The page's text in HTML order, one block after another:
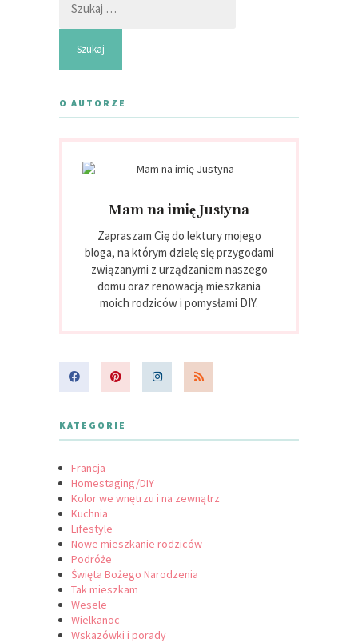
O AUTORZE
Mam na imię Justyna
Zapraszam Cię do lektury mojego
bloga, na którym dzielę się przygodami
związanymi z urządzaniem naszego
domu oraz renowacją mieszkania
moich rodziców i pomysłami DIY.
KATEGORIE
Francja
Homestaging/DIY
Kolor we wnętrzu i na zewnątrz
Kuchnia
Lifestyle
Nowe mieszkanie rodziców
Podróże
Święta Bożego Narodzenia
Tak mieszkam
Wesele
Wielkanoc
Wskazówki i porady